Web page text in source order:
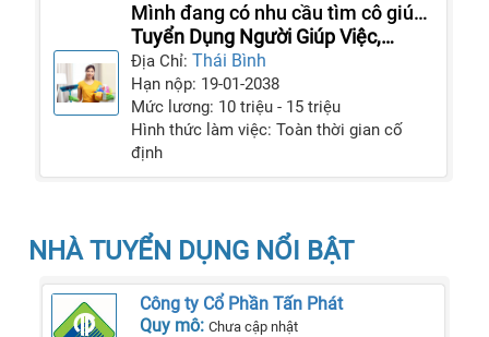
Mình đang có nhu cầu tìm cô giúp
việc ở lại nhà và gắn bó lâu dài
Tuyển Dụng Người Giúp Việc,
Người Chăm Bé, Người Chăm
Người Già
Địa Chỉ:Thái Bình
Hạn nộp: 19-01-2038
Mức lương: 10 triệu - 15 triệu
Hình thức làm việc: Toàn thời gian cố
định
NHÀ TUYỂN DỤNG NỔI BẬT
Công ty Cổ Phần Tấn Phát
Quy mô:Chưa cập nhật